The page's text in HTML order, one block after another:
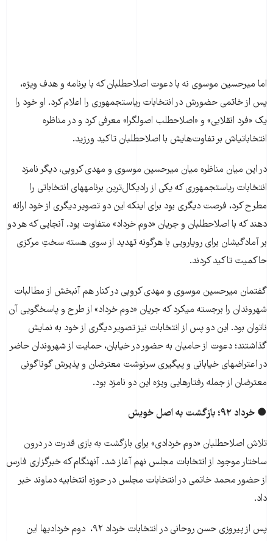
اما میرحسین موسوی نه با دعوت اصلاح‎طلبان که با برنامه و هدف ویژه،
پس از خاتمی حضورش در انتخابات ریاست‎جمهوری را اعلام کرد. او خود را
یک «فرد انقلابی» و «اصلاح‎طلب اصول‎گرا» معرفی کرد و در مناظره
انتخاباتی‎اش بر تفاوت‏‌هایش با اصلاح‎طلبان تاکید ورزید.
در این میان مناظره میان میرحسین موسوی و مهدی کروبی، دیگر نامزد
انتخابات ریاست‏جمهوری که یکی از رادیکال‏‌ترین برنامه‎های انتخاباتی را
مطرح کرد، فرصت دیگری بود برای این‎که این دو تصویر دیگری از خود ارائه
دهند که با اصلاح‎طلبان و جریان «دوم خرداد» متفاوت بود. آنجایی که هر دو
بر آمادگی‎شان برای رویارویی با هرگونه تهدید از سوی هسته سختِ مرکزی
حاکمیت تاکید کردند.
گفتمان میرحسین موسوی و مهدی کروبی در کنار هم آن‎بخش از مطالبات
شهروندان را برجسته می‎کرد که جریان «دوم خرداد» از طرح و پاسخگویی آن
ناتوان بود. این دو پس از انتخابات نیز تصویر دیگری از خود به نمایش
گذاشتند؛ دعوت از حامیان به حضور در خیابان، حمایت از شهروندان حاضر
در اعتراض‎های خیابانی و پیگیری سرنوشت معترضان و پذیرش گوناگونی
معترضان از جمله رفتارهایی ویژه این دو نامزد بود.
● خرداد ۹۲؛ بازگشت به اصل خویش
تلاش اصلاح‎طلبان «دوم خردادی» برای بازگشت به بازی قدرت در درون
ساختار موجود از انتخابات مجلس نهم آغاز شد. آن‎هنگام که خبرگزاری فارس
از حضور محمد خاتمی در انتخابات مجلس در حوزه انتخابیه دماوند خبر
داد.
پس از پیروزی حسن روحانی در انتخابات خرداد ۹۲، دوم خردادی‎ها این